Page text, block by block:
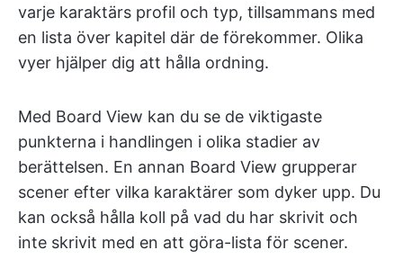
varje karaktärs profil och typ, tillsammans med
en lista över kapitel där de förekommer. Olika
vyer hjälper dig att hålla ordning.
Med Board View kan du se de viktigaste
punkterna i handlingen i olika stadier av
berättelsen. En annan Board View grupperar
scener efter vilka karaktärer som dyker upp. Du
kan också hålla koll på vad du har skrivit och
inte skrivit med en att göra-lista för scener.